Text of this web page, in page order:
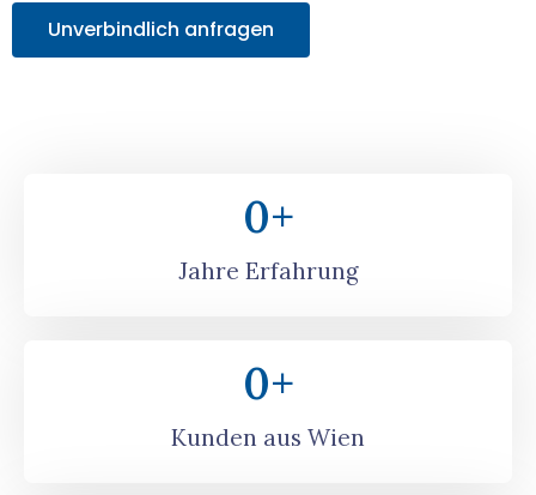
Unverbindlich anfragen
Jahre Erfahrung
0+
Kunden aus Wien
0+